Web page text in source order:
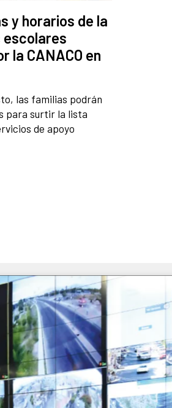
y horarios de la
escolares
la CANACO en
las familias podrán
para surtir la lista
de apoyo